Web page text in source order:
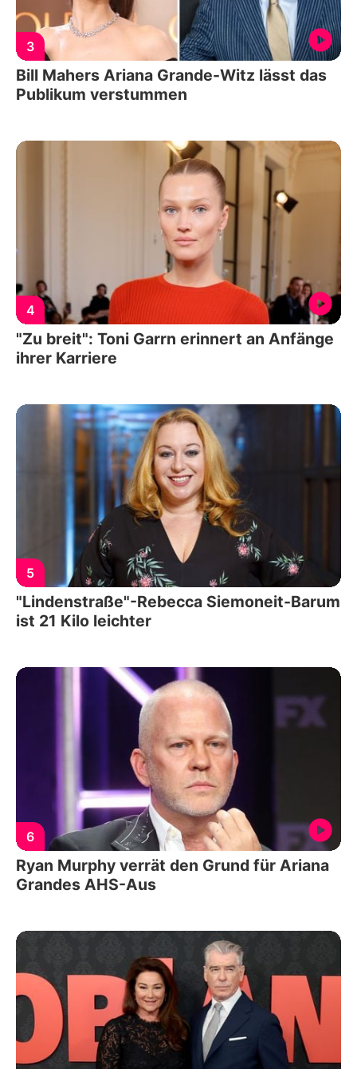
3
Bill Mahers Ariana Grande-Witz lässt das
Publikum verstummen
4
"Zu breit": Toni Garrn erinnert an Anfänge
ihrer Karriere
5
"Lindenstraße"-Rebecca Siemoneit-Barum
ist 21 Kilo leichter
6
Ryan Murphy verrät den Grund für Ariana
Grandes AHS-Aus